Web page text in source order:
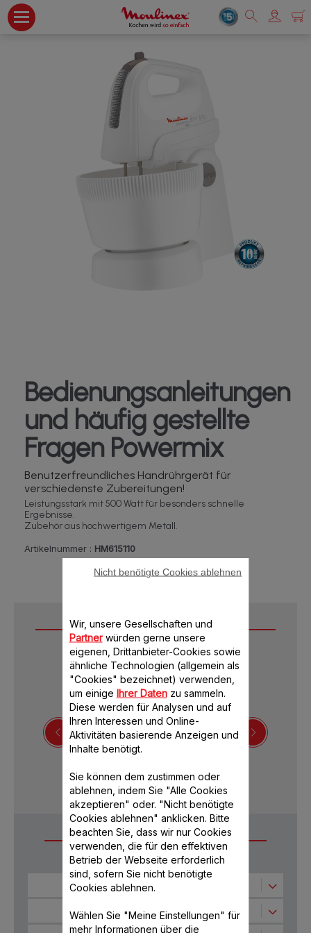
Bedienungsanleitungen
und häufig gestellte
Fragen Powermix
Benutzerfreundliches Handrührgerät für
verschiedenste Zubereitungen!
Leistungsstark mit 500 Watt für besonders schnelle
Ergebnisse.
Zubehör aus hochwertigem Metall.
Artikelnummer : HM615110
Downloads
Bedienungsanleitung
Häufige Fragen
Optimale Verwendung des Produkts
Kann ich das Glaszubehör meiner
Küchenmaschine zum Einfrieren von
Pflege und Reinigung
Wir, unsere Gesellschaften und
Partnerwürden gerne unsere
eigenen, Drittanbieter-Cookies sowie
ähnliche Technologien (allgemein als
"Cookies" bezeichnet) verwenden,
um einige Ihrer Datenzu sammeln.
Diese werden für Analysen und auf
Ihren Interessen und Online-
Aktivitäten basierende Anzeigen und
Inhalte benötigt.
Sie können dem zustimmen oder
ablehnen, indem Sie "Alle Cookies
akzeptieren" oder. "Nicht benötigte
Cookies ablehnen" anklicken. Bitte
beachten Sie, dass wir nur Cookies
verwenden, die für den effektiven
Betrieb der Webseite erforderlich
sind, sofern Sie nicht benötigte
Cookies ablehnen.
Wählen Sie "Meine Einstellungen" für
mehr Informationen über die
Nicht benötigte Cookies ablehnen